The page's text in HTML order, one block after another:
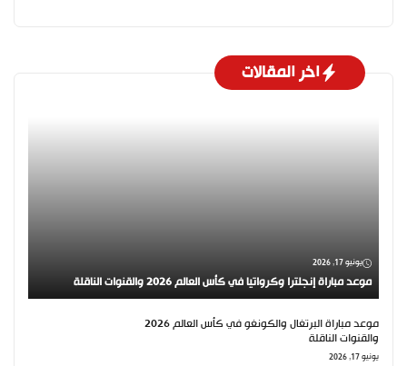
اخر المقالات
يونيو 17, 2026
موعد مباراة إنجلترا وكرواتيا في كأس العالم 2026 والقنوات الناقلة
موعد مباراة البرتغال والكونغو في كأس العالم 2026
والقنوات الناقلة
يونيو 17, 2026